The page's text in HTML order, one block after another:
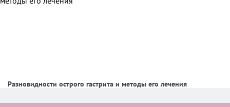
Разновидности острого гастрита и методы его лечения